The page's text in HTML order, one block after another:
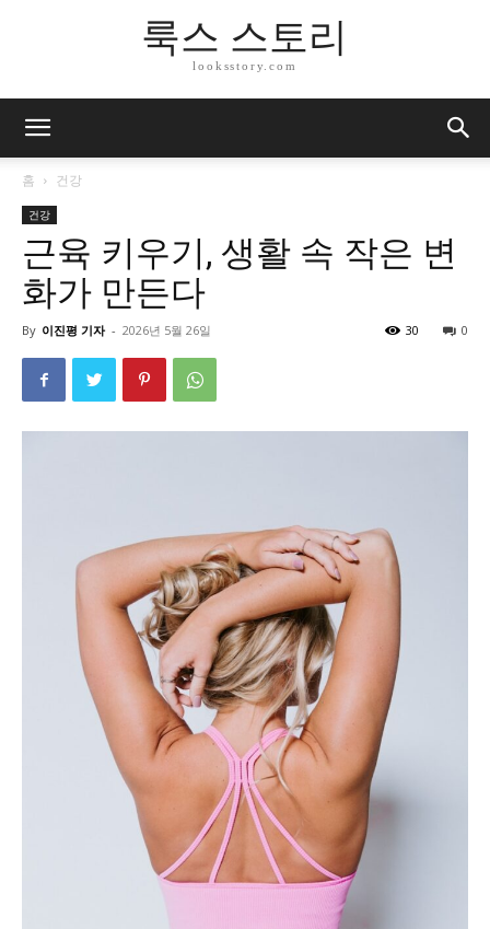
룩스 스토리
looksstory.com
홈 건강
건강
근육 키우기, 생활 속 작은 변
화가 만든다
By 이진평 기자 - 2026년 5월 26일 0
30